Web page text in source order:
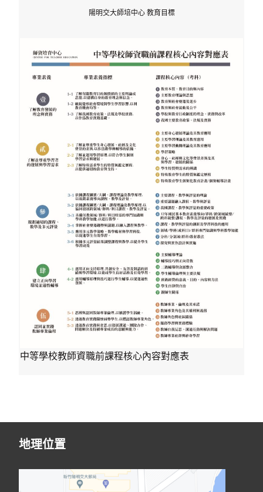
陽明交大師培中心 教育目標
中等學校教師資職前課程核心內容對應表
地理位置